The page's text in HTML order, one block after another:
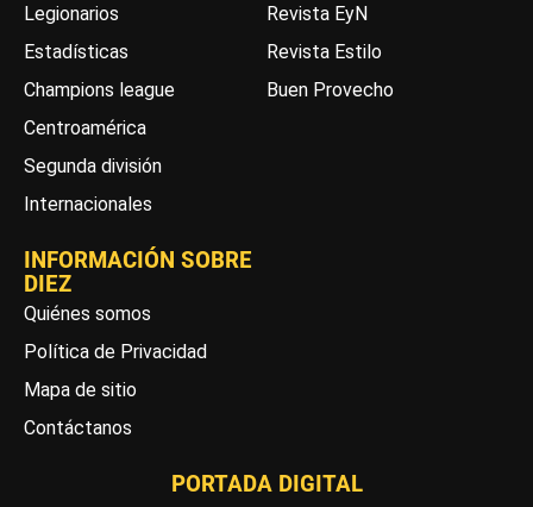
Legionarios
Estadísticas
Champions league
Centroamérica
Segunda división
Internacionales
Revista EyN
Revista Estilo
Buen Provecho
INFORMACIÓN SOBRE
DIEZ
Quiénes somos
Política de Privacidad
Mapa de sitio
Contáctanos
PORTADA DIGITAL